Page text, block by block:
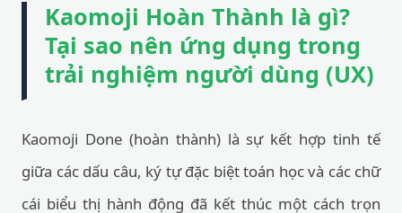
Kaomoji Hoàn Thành là gì?
Tại sao nên ứng dụng trong
trải nghiệm người dùng (UX)
Kaomoji Done (hoàn thành) là sự kết hợp tinh tế
giữa các dấu câu, ký tự đặc biệt toán học và các chữ
cái biểu thị hành động đã kết thúc một cách trọn